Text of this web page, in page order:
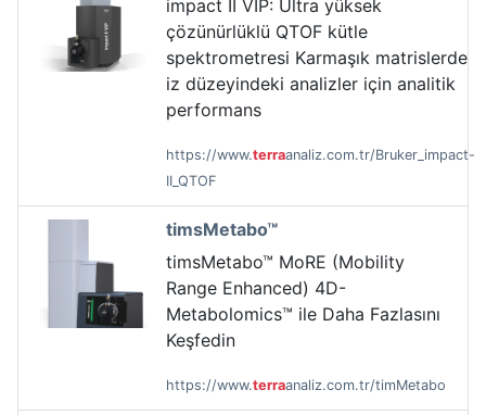
impact II VIP: Ultra yüksek
çözünürlüklü QTOF kütle
spektrometresi Karmaşık matrislerde
iz düzeyindeki analizler için analitik
performans
https://www.terraanaliz.com.tr/Bruker_impact-
II_QTOF
timsMetabo™
timsMetabo™ MoRE (Mobility
Range Enhanced) 4D-
Metabolomics™ ile Daha Fazlasını
Keşfedin
https://www.terraanaliz.com.tr/timMetabo